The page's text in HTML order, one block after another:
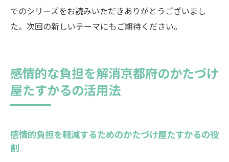
でのシリーズをお読みいただきありがとうございまし
た。次回の新しいテーマにもご期待ください。
感情的な負担を解消京都府のかたづけ
屋たすかるの活用法
感情的負担を軽減するためのかたづけ屋たすかるの役
割